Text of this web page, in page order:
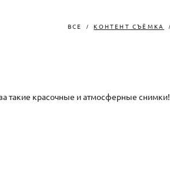
ВСЕ КОНТЕНТ СЪЁМКА
такие красочные и атмосферные снимки!